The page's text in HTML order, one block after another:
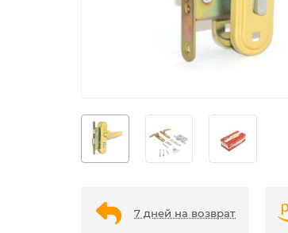
7 дней на возврат